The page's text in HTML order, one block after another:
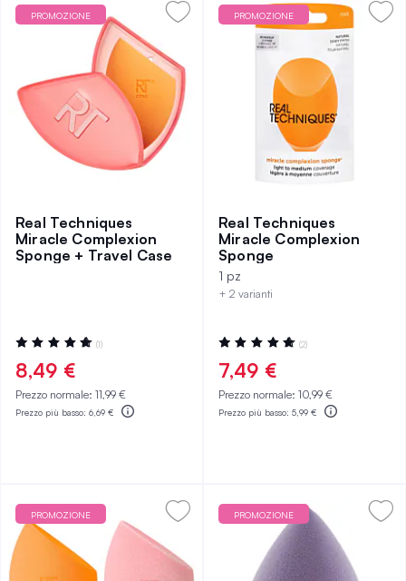
PROMOZIONE
Real Techniques
Miracle Complexion
Sponge + Travel Case
Valutazione:
100%
(1)
8,49 €
Prezzo normale: 11,99 €
Prezzo più basso: 6,69 €
PROMOZIONE
Real Techniques
Miracle Complexion
Sponge
1 pz
+ 2 varianti
Valutazione:
100%
(2)
7,49 €
Prezzo normale: 10,99 €
Prezzo più basso: 5,99 €
PROMOZIONE PROMOZIONE